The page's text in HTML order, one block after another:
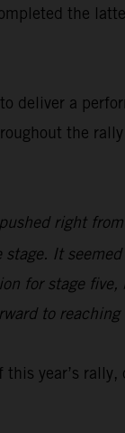
the
deliver a
the
right
It
for stage
to
year’s